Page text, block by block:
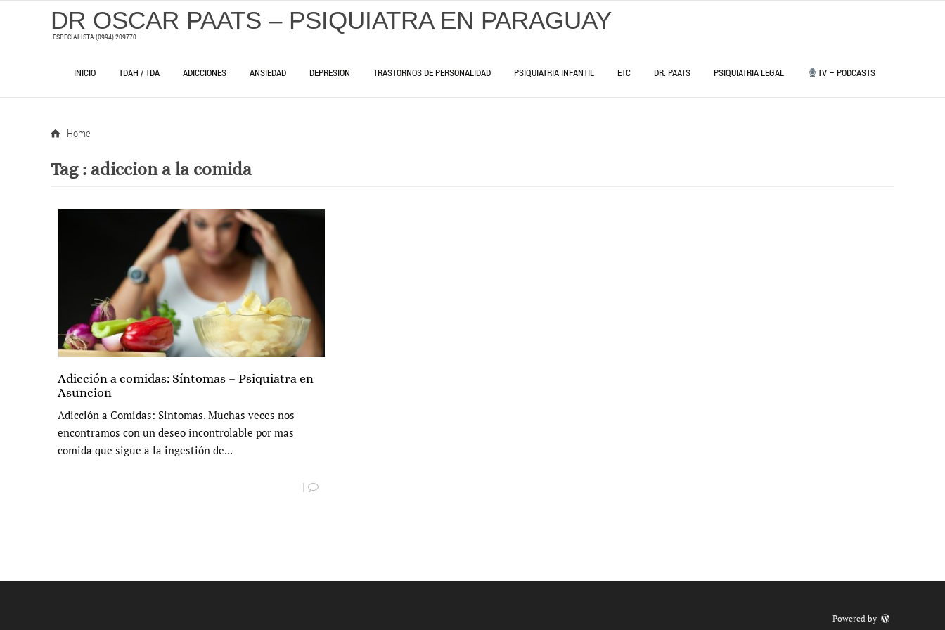
DR OSCAR PAATS – PSIQUIATRA EN PARAGUAY
ESPECIALISTA (0994) 209770
INICIO TDAH / TDA ADICCIONES ANSIEDAD DEPRESION TRASTORNOS DE PERSONALIDAD PSIQUIATRIA INFANTIL ETC DR. PAATS PSIQUIATRIA LEGAL TV – PODCASTS
Home
Tag : adiccion a la comida
Adicción a comidas: Síntomas – Psiquiatra en
Asuncion
Adicción a Comidas: Sintomas. Muchas veces nos
encontramos con un deseo incontrolable por mas
comida que sigue a la ingestión de...
|
Powered by